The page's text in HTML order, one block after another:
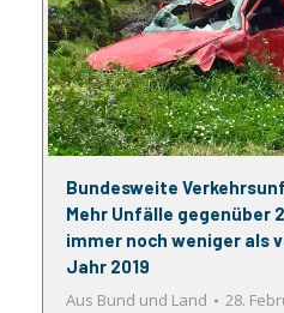
Bundesweite
Mehr Unfälle gegenüber
immer noch weniger als
Jahr 2019
Aus Bund und Land
28.